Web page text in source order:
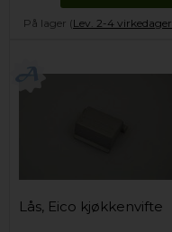
På lager (Lev. 2-4 virkedager
Lås, Eico kjøkkenvifte